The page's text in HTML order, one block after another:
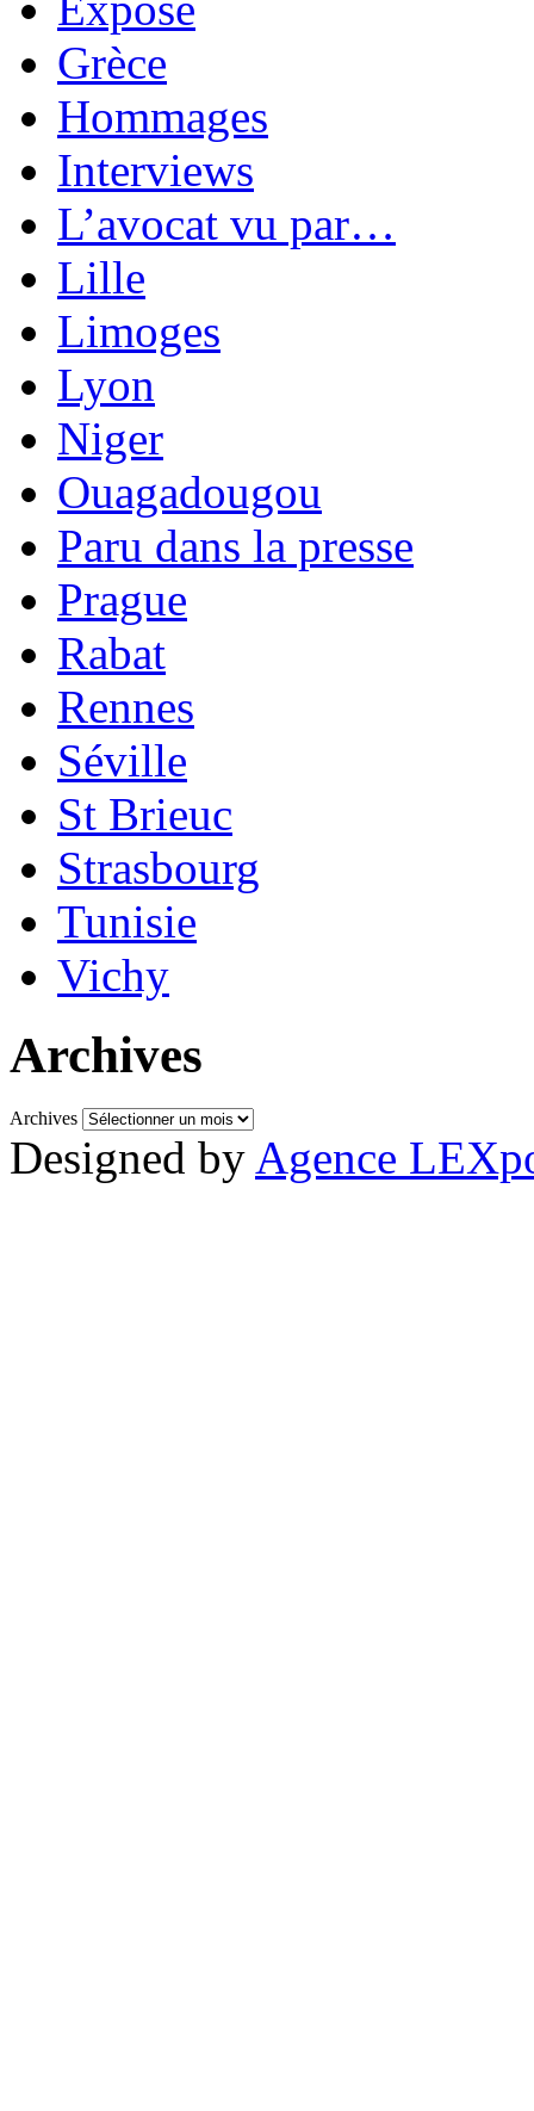
Grèce
Hommages
Interviews
L’avocat vu par…
Lille
Limoges
Lyon
Niger
Ouagadougou
Paru dans la presse
Prague
Rabat
Rennes
Séville
St Brieuc
Strasbourg
Tunisie
Vichy
Archives
Archives
Designed by Agence